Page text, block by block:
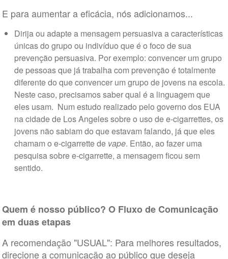
E para aumentar a eficácia, nós adicionamos...
Dirija ou adapte a mensagem persuasiva a características
únicas do grupo ou indivíduo que é o foco de sua
prevenção persuasiva. Por exemplo: convencer um grupo
de pessoas que já trabalha com prevenção é totalmente
diferente do que convencer um grupo de jovens na escola.
Neste caso, precisamos saber qual é a linguagem que
eles usam. Num estudo realizado pelo governo dos EUA
na cidade de Los Angeles sobre o uso de e-cigarrettes, os
jovens não sabiam do que estavam falando, já que eles
chamam o e-cigarrette de vape. Então, ao fazer uma
pesquisa sobre e-cigarrette, a mensagem ficou sem
sentido.
Quem é nosso público? O Fluxo de Comunicação
em duas etapas
A recomendação "USUAL": Para melhores resultados,
direcione a comunicação ao público que deseja